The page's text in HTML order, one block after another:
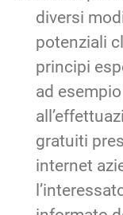
diversi
potenziali
principi
ad
gratuiti
internet